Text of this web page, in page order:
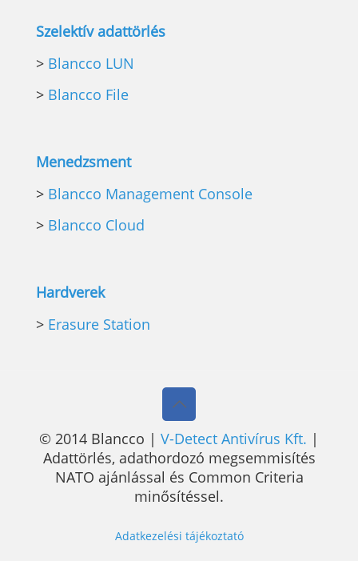
Szelektív adattörlés
> Blancco LUN
> Blancco File
Menedzsment
> Blancco Management Console
> Blancco Cloud
Hardverek
> Erasure Station
© 2014 Blancco | V-Detect Antivírus Kft. |
Adattörlés, adathordozó megsemmisítés
NATO ajánlással és Common Criteria
minősítéssel.
Adatkezelési tájékoztató